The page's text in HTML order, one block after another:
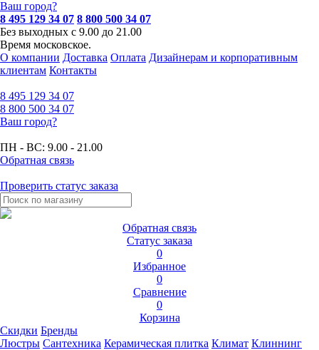
Ваш город?
8 495 129 34 07 8 800 500 34 07
Без выходных с 9.00 до 21.00
Время московское.
О компании Доставка Оплата Дизайнерам и корпоративным
клиентам Контакты
8 495 129 34 07
8 800 500 34 07
Ваш город?
ПН - ВС: 9.00 - 21.00
Обратная связь
Проверить статус заказа
Обратная связь
Статус заказа
0
Избранное
0
Сравнение
0
Корзина
Скидки Бренды
Люстры Сантехника Керамическая плитка Климат Клиннинг